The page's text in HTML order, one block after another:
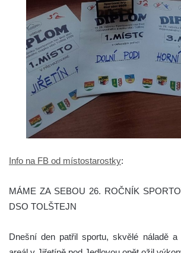
Info na FB od místostarostky:
MÁME ZA SEBOU 26. ROČNÍK
DSO TOLŠTEJN
Dnešní den patřil sportu, skvělé náladě a